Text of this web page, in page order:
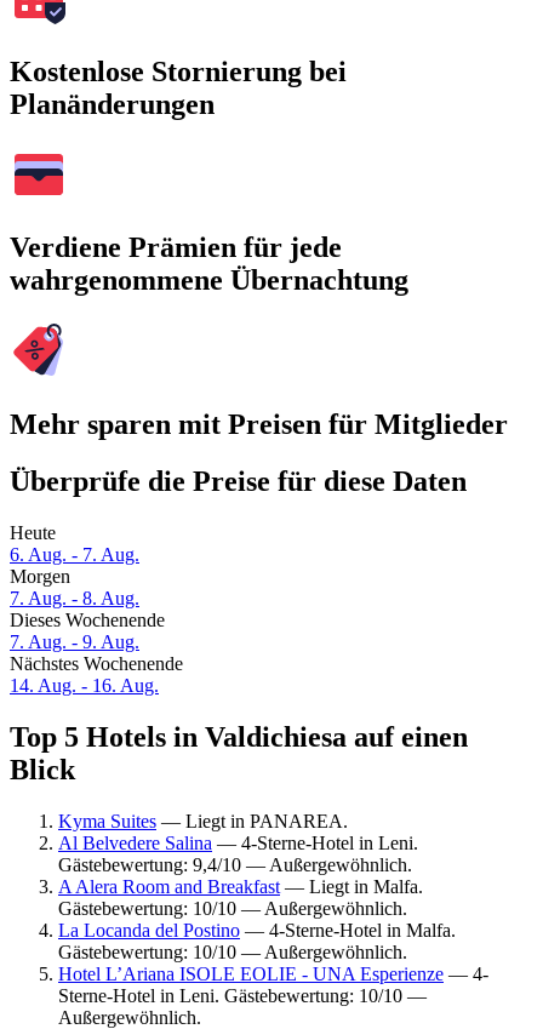
Kostenlose Stornierung bei
Planänderungen
Verdiene Prämien für jede
wahrgenommene Übernachtung
Mehr sparen mit Preisen für Mitglieder
Überprüfe die Preise für diese Daten
Heute
6. Aug. - 7. Aug.
Morgen
7. Aug. - 8. Aug.
Dieses Wochenende
7. Aug. - 9. Aug.
Nächstes Wochenende
14. Aug. - 16. Aug.
Top 5 Hotels in Valdichiesa auf einen
Blick
Kyma Suites — Liegt in PANAREA.
Al Belvedere Salina — 4-Sterne-Hotel in Leni.
Gästebewertung: 9,4/10 — Außergewöhnlich.
A Alera Room and Breakfast — Liegt in Malfa.
Gästebewertung: 10/10 — Außergewöhnlich.
La Locanda del Postino — 4-Sterne-Hotel in Malfa.
Gästebewertung: 10/10 — Außergewöhnlich.
Hotel L’Ariana ISOLE EOLIE - UNA Esperienze — 4-
Sterne-Hotel in Leni. Gästebewertung: 10/10 —
Außergewöhnlich.